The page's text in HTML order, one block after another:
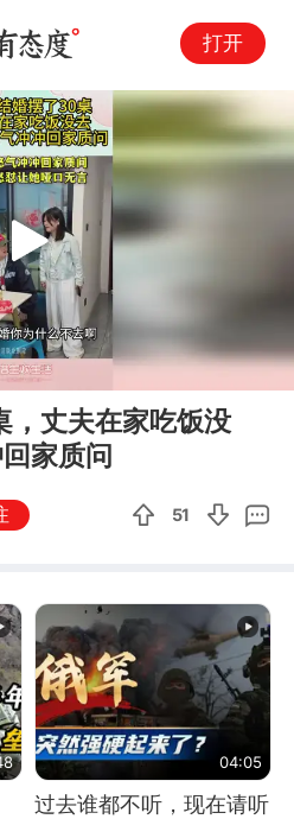
打开
00:11
Play
丈夫在家吃饭没
家质问
51
04:05
过去谁都不听，现在请听